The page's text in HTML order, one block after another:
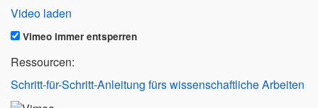
Video laden
Vimeo immer entsperren
Ressourcen:
Schritt-für-Schritt-Anleitung fürs wissenschaftliche Arbeiten